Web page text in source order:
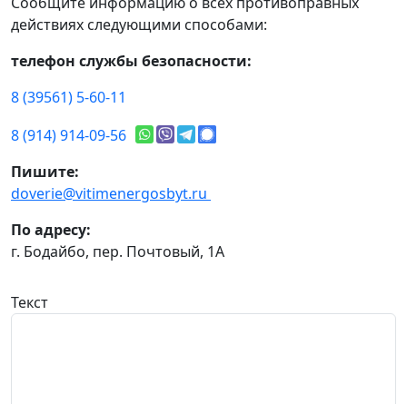
действиях следующими способами:
телефон службы безопасности:
8 (39561) 5-60-11
8 (914) 914-09-56
Пишите:
doverie@vitimenergosbyt.ru
По адресу:
г. Бодайбо, пер. Почтовый, 1А
Текст